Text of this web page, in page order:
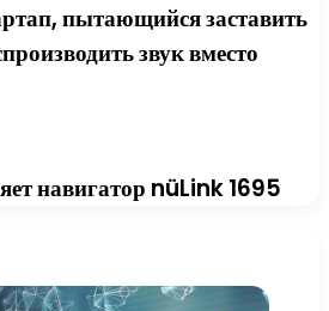
пытающийся заставить
звук вместо
навигатор nüLink 1695